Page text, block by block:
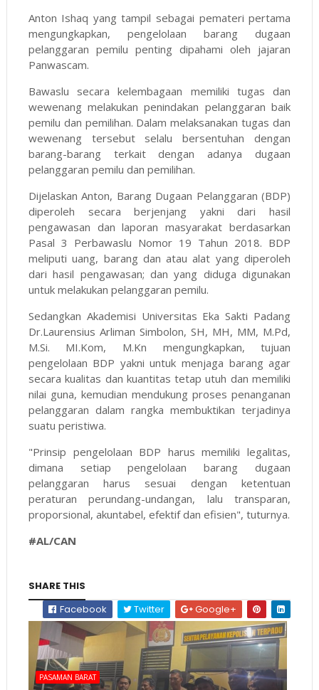
Anton Ishaq yang tampil sebagai pemateri pertama
mengungkapkan, pengelolaan barang dugaan
pelanggaran pemilu penting dipahami oleh jajaran
Panwascam.
Bawaslu secara kelembagaan memiliki tugas dan
wewenang melakukan penindakan pelanggaran baik
pemilu dan pemilihan. Dalam melaksanakan tugas dan
wewenang tersebut selalu bersentuhan dengan
barang-barang terkait dengan adanya dugaan
pelanggaran pemilu dan pemilihan.
Dijelaskan Anton, Barang Dugaan Pelanggaran (BDP)
diperoleh secara berjenjang yakni dari hasil
pengawasan dan laporan masyarakat berdasarkan
Pasal 3 Perbawaslu Nomor 19 Tahun 2018. BDP
meliputi uang, barang dan atau alat yang diperoleh
dari hasil pengawasan; dan yang diduga digunakan
untuk melakukan pelanggaran pemilu.
Sedangkan Akademisi Universitas Eka Sakti Padang
Dr.Laurensius Arliman Simbolon, SH, MH, MM, M.Pd,
M.Si. MI.Kom, M.Kn mengungkapkan, tujuan
pengelolaan BDP yakni untuk menjaga barang agar
secara kualitas dan kuantitas tetap utuh dan memiliki
nilai guna, kemudian mendukung proses penanganan
pelanggaran dalam rangka membuktikan terjadinya
suatu peristiwa.
"Prinsip pengelolaan BDP harus memiliki legalitas,
dimana setiap pengelolaan barang dugaan
pelanggaran harus sesuai dengan ketentuan
peraturan perundang-undangan, lalu transparan,
proporsional, akuntabel, efektif dan efisien", tuturnya.
#AL/CAN
SHARE THIS
Facebook
Twitter Google+
PASAMAN BARAT